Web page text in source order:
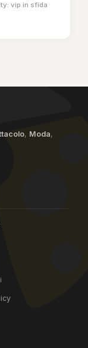
vip in sfida
, Moda,